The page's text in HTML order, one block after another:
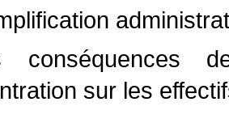
conséquences
sur les